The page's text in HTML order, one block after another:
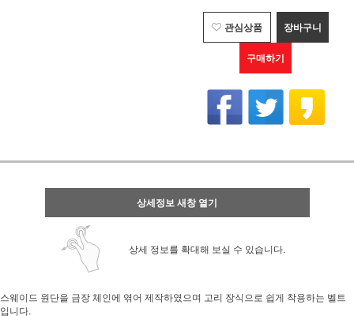
관심상품 장바구니
구매하기
상세정보 새창 열기
상세 정보를 확대해 보실 수 있습니다.
스웨이드 원단을 금장 체인에 엮어 제작하였으며 고리 장식으로 쉽게 착용하는 벨트
입니다.